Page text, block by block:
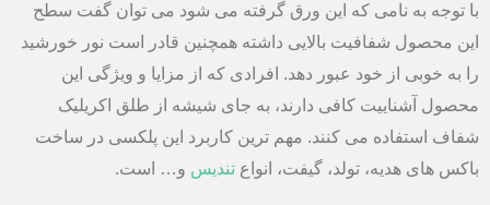
با توجه به نامی که این ورق گرفته می شود می توان گفت سطح
این محصول شفافیت بالایی داشته همچنین قادر است نور خورشید
را به خوبی از خود عبور دهد. افرادی که از مزایا و ویژگی این
محصول آشناییت کافی دارند، به جای شیشه از طلق اکریلیک
شفاف استفاده می کنند. مهم ترین کاربرد این پلکسی در ساخت
باکس های هدیه، تولد، گیفت، انواع تندیس و… است.